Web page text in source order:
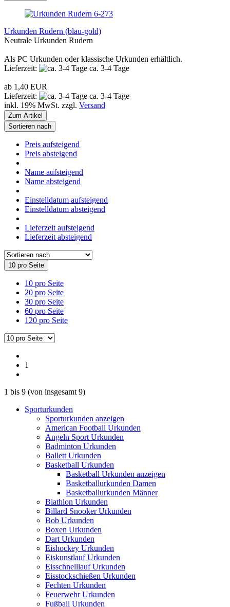
Urkunden Rudern (blau-gold)
Neutrale Urkunden Rudern
Als PC Urkunden oder klassische Urkunden erhältlich.
Lieferzeit:
ca. 3-4 Tage
ab 1,40 EUR
Lieferzeit:
ca. 3-4 Tage
inkl. 19% MwSt. zzgl. Versand
Zum Artikel
Sortieren nach
Preis aufsteigend
Preis absteigend
Name aufsteigend
Name absteigend
Einstelldatum aufsteigend
Einstelldatum absteigend
Lieferzeit aufsteigend
Lieferzeit absteigend
10 pro Seite
10 pro Seite
20 pro Seite
30 pro Seite
60 pro Seite
120 pro Seite
1
1 bis 9 (von insgesamt 9)
Sporturkunden
Sporturkunden anzeigen
American Football Urkunden
Angeln Sport Urkunden
Badminton Urkunden
Ballett Urkunden
Basketball Urkunden
Basketball Urkunden anzeigen
Basketballurkunden Damen
Basketballurkunden Männer
Biathlon Urkunden
Billard Snooker Urkunden
Bob Urkunden
Boxen Urkunden
Dart Urkunden
Eishockey Urkunden
Eiskunstlauf Urkunden
Eisschnelllauf Urkunden
Eisstockschießen Urkunden
Fechten Urkunden
Feuerwehr Urkunden
Fußball Urkunden